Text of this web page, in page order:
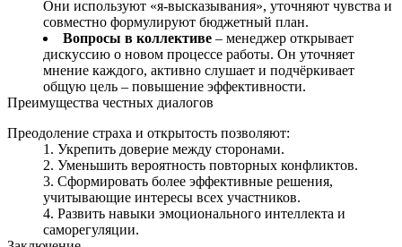
Они используют «я‑высказывания», уточняют чувства и
совместно формулируют бюджетный план.
Вопросы в коллективе – менеджер открывает
дискуссию о новом процессе работы. Он уточняет
мнение каждого, активно слушает и подчёркивает
общую цель – повышение эффективности.
Преимущества честных диалогов
Преодоление страха и открытость позволяют:
Укрепить доверие между сторонами.
Уменьшить вероятность повторных конфликтов.
Сформировать более эффективные решения,
учитывающие интересы всех участников.
Развить навыки эмоционального интеллекта и
саморегуляции.